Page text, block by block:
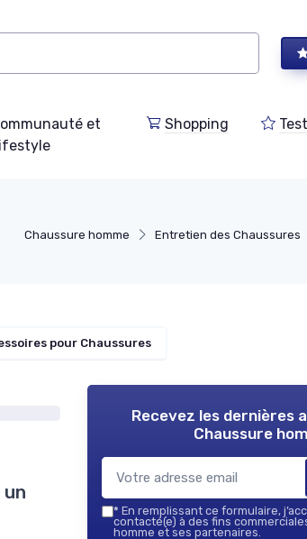
et
Shopping
Chaussure homme Entretien des Chaussures
pour Chaussures
Recevez les dernières
Chaussure
* En remplissant ce formulaire,
contacté(e) à des fins
homme et ses partenaires.